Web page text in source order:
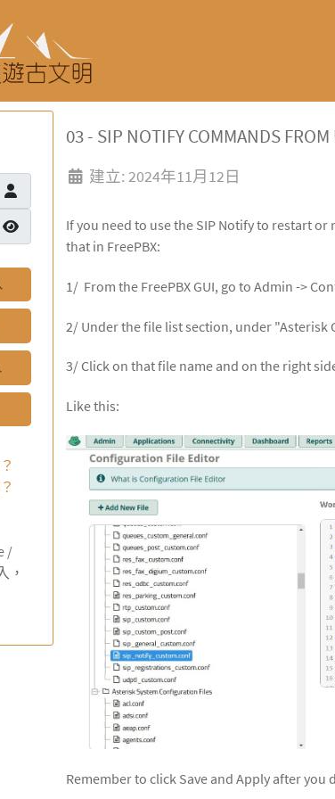
顯示密碼
/
，
03 - SIP NOTIFY COMMANDS
建立: 2024年11月12日
If you need to use the SIP Notify to restart
that in FreePBX:
1/ From the FreePBX GUI, go to Admin ->
2/ Under the file list section, under
3/ Click on that file name and on the right
Like this:
Remember to click Save and Apply after you